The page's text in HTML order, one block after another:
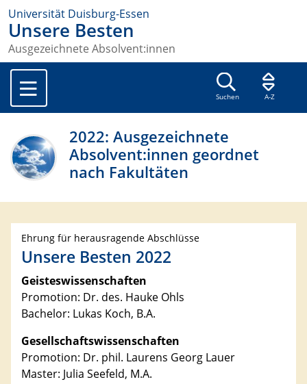
Universität Duisburg-Essen
Unsere Besten
Ausgezeichnete Absolvent:innen
Suchen A-Z
2022: Ausgezeichnete
Absolvent:innen geordnet
nach Fakultäten
Ehrung für herausragende Abschlüsse
Unsere Besten 2022
Geisteswissenschaften
Promotion: Dr. des. Hauke Ohls
Bachelor: Lukas Koch, B.A.
Gesellschaftswissenschaften
Promotion: Dr. phil. Laurens Georg Lauer
Master: Julia Seefeld, M.A.